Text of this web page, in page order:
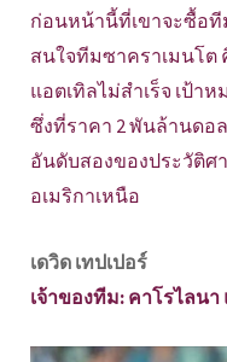
ก่อนหน้านี้ที่เขาจะซื้อที
สนใจทีมซาคราเมนโต
แอตเทิลไม่สำเร็จ เป้า
ซึ่งที่ราคา 2 พันล้านดอ
อันดับสองของประวัติ
อเมริกาเหนือ
เดวิด เทปเปอร์
เจ้าของทีม: คาโรไลน